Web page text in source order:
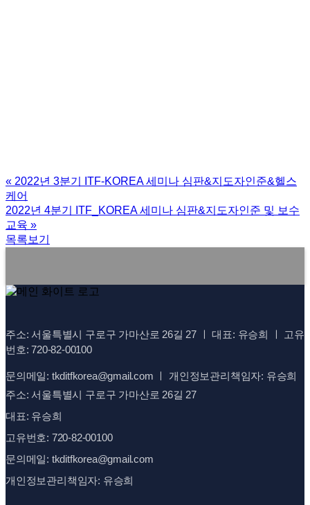
« 2022년 3분기 ITF-KOREA 세미나 심판&지도자인준&헬스
케어
2022년 4분기 ITF_KOREA 세미나 심판&지도자인준 및 보수
교육 »
목록보기
주소: 서울특별시 구로구 가마산로 26길 27 ㅣ 대표: 유승희 ㅣ 고유
번호: 720-82-00100
문의메일: tkditfkorea@gmail.com ㅣ 개인정보관리책임자: 유승희
주소: 서울특별시 구로구 가마산로 26길 27
대표: 유승희
고유번호: 720-82-00100
문의메일: tkditfkorea@gmail.com
개인정보관리책임자: 유승희